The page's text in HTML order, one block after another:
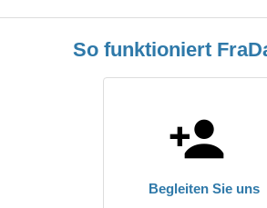
So funktioniert
Begleiten Sie uns